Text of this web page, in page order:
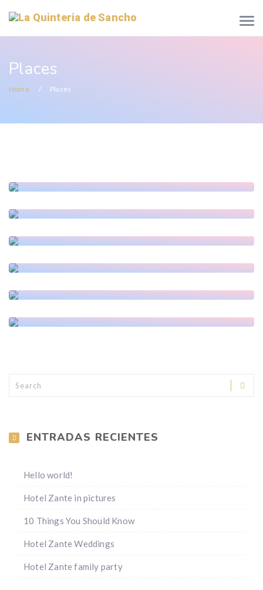
Places
Home Places
ENTRADAS RECIENTES
Hello world!
Hotel Zante in pictures
10 Things You Should Know
Hotel Zante Weddings
Hotel Zante family party